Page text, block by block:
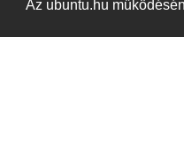
Az ubuntu.hu